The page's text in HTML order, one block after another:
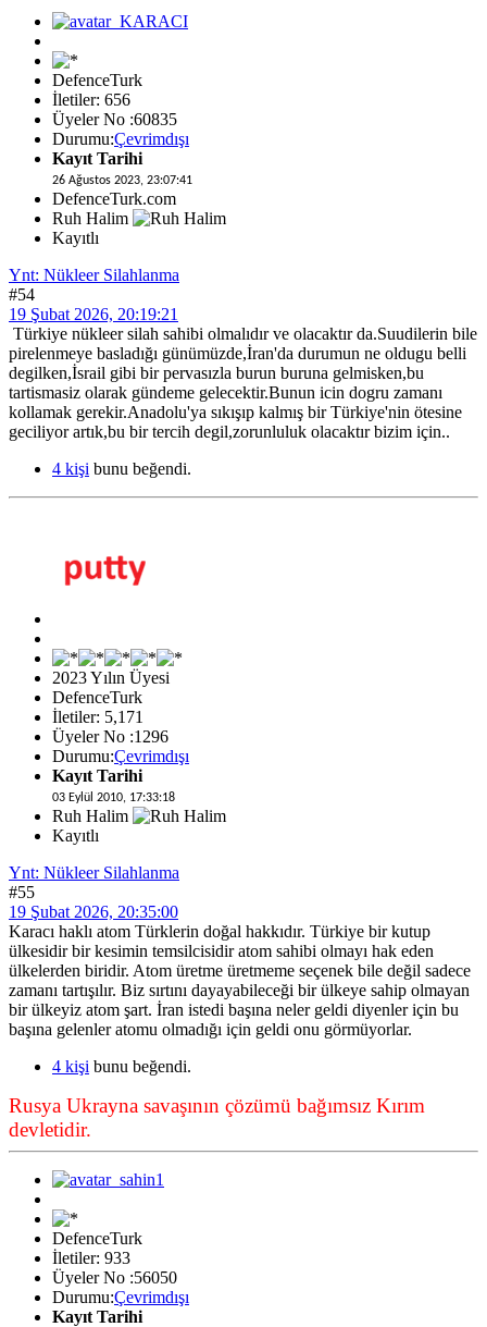
DefenceTurk
İletiler: 656
Üyeler No :60835
Durumu:Çevrimdışı
Kayıt Tarihi
26 Ağustos 2023, 23:07:41
DefenceTurk.com
Ruh Halim
Kayıtlı
Ynt: Nükleer Silahlanma
#54
19 Şubat 2026, 20:19:21
Türkiye nükleer silah sahibi olmalıdır ve olacaktır da.Suudilerin bile
pirelenmeye basladığı günümüzde,İran'da durumun ne oldugu belli
degilken,İsrail gibi bir pervasızla burun buruna gelmisken,bu
tartismasiz olarak gündeme gelecektir.Bunun icin dogru zamanı
kollamak gerekir.Anadolu'ya sıkışıp kalmış bir Türkiye'nin ötesine
geciliyor artık,bu bir tercih degil,zorunluluk olacaktır bizim için..
4 kişi bunu beğendi.
2023 Yılın Üyesi
DefenceTurk
İletiler: 5,171
Üyeler No :1296
Durumu:Çevrimdışı
Kayıt Tarihi
03 Eylül 2010, 17:33:18
Ruh Halim
Kayıtlı
Ynt: Nükleer Silahlanma
#55
19 Şubat 2026, 20:35:00
Karacı haklı atom Türklerin doğal hakkıdır. Türkiye bir kutup
ülkesidir bir kesimin temsilcisidir atom sahibi olmayı hak eden
ülkelerden biridir. Atom üretme üretmeme seçenek bile değil sadece
zamanı tartışılır. Biz sırtını dayayabileceği bir ülkeye sahip olmayan
bir ülkeyiz atom şart. İran istedi başına neler geldi diyenler için bu
başına gelenler atomu olmadığı için geldi onu görmüyorlar.
4 kişi bunu beğendi.
Rusya Ukrayna savaşının çözümü bağımsız Kırım
devletidir.
DefenceTurk
İletiler: 933
Üyeler No :56050
Durumu:Çevrimdışı
Kayıt Tarihi